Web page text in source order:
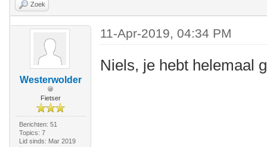
Zoek
Westerwolder
Fietser
Berichten: 51
Topics: 7
Lid sinds: Mar 2019
11-Apr-2019, 04:34 PM
Niels, je hebt helemaal